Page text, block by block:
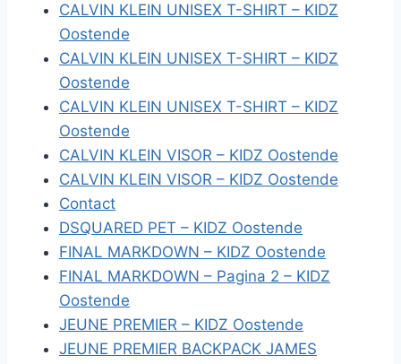
CALVIN KLEIN UNISEX T-SHIRT – KIDZ
Oostende
CALVIN KLEIN UNISEX T-SHIRT – KIDZ
Oostende
CALVIN KLEIN UNISEX T-SHIRT – KIDZ
Oostende
CALVIN KLEIN VISOR – KIDZ Oostende
CALVIN KLEIN VISOR – KIDZ Oostende
Contact
DSQUARED PET – KIDZ Oostende
FINAL MARKDOWN – KIDZ Oostende
FINAL MARKDOWN – Pagina 2 – KIDZ
Oostende
JEUNE PREMIER – KIDZ Oostende
JEUNE PREMIER BACKPACK JAMES